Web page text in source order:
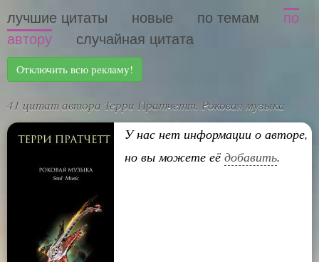
лучшие цитаты новые по темам
по
автору
случайная цитата
Отключить всю рекламу!
41 цитат автора Терри Пратчетт. Роковая музыка
У нас нет информации о авторе,
но вы можете её добавить.